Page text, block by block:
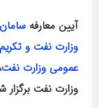
آیین معارفه
وزارت نفت و
عمومی وزارت نفت
وزارت نفت برگزار